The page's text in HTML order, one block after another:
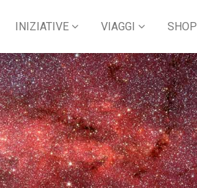
INIZIATIVE VIAGGI SHOP